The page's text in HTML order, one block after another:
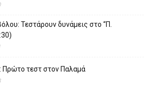
Τεστάρουν δυνάμεις στο “Π.
Πρώτο τεστ στον Παλαμά